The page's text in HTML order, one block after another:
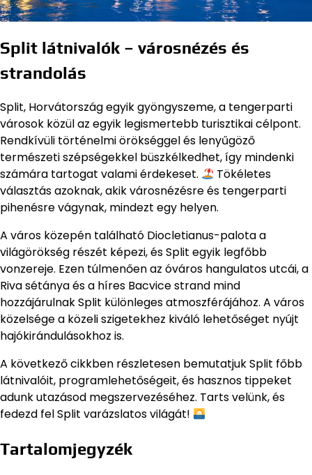
Split látnivalók – városnézés és
strandolás
Split, Horvátország egyik gyöngyszeme, a tengerparti
városok közül az egyik legismertebb turisztikai célpont.
Rendkívüli történelmi örökséggel és lenyűgöző
természeti szépségekkel büszkélkedhet, így mindenki
számára tartogat valami érdekeset.
Tökéletes
választás azoknak, akik városnézésre és tengerparti
pihenésre vágynak, mindezt egy helyen.
A város közepén található Diocletianus-palota a
világörökség részét képezi, és Split egyik legfőbb
vonzereje. Ezen túlmenően az óváros hangulatos utcái, a
Riva sétánya és a híres Bacvice strand mind
hozzájárulnak Split különleges atmoszférájához. A város
közelsége a közeli szigetekhez kiváló lehetőséget nyújt
hajókirándulásokhoz is.
A következő cikkben részletesen bemutatjuk Split főbb
látnivalóit, programlehetőségeit, és hasznos tippeket
adunk utazásod megszervezéséhez. Tarts velünk, és
fedezd fel Split varázslatos világát!
Tartalomjegyzék